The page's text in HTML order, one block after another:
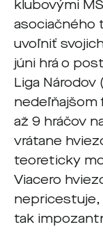
klubovými
asociačného
uvoľniť
júni hrá o
Liga Národov
nedeľňajšom
až 9 hráčov
vrátane
teoreticky
Viacero
nepricestuje,
tak